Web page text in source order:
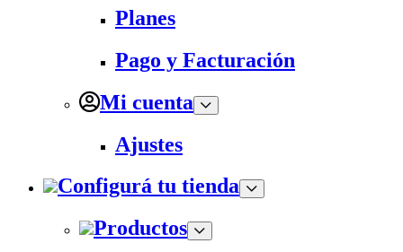
Planes
Pago y Facturación
Mi cuenta
Ajustes
Configurá tu tienda
Productos